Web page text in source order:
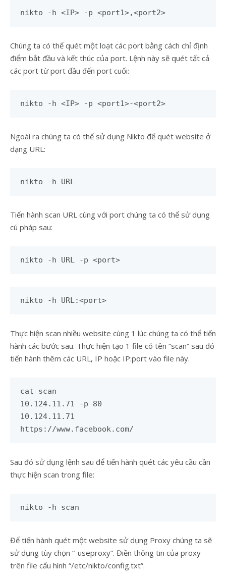
nikto -h <IP> -p <port1>,<port2>
Chúng ta có thể quét một loạt các port bằng cách chỉ định
điểm bắt đầu và kết thúc của port. Lệnh này sẽ quét tất cả
các port từ port đầu đến port cuối:
nikto -h <IP> -p <port1>-<port2>
Ngoài ra chúng ta có thể sử dụng Nikto để quét website ở
dạng URL:
nikto -h URL
Tiến hành scan URL cùng với port chúng ta có thể sử dụng
cú pháp sau:
nikto -h URL -p <port>
nikto -h URL:<port>
Thực hiện scan nhiều website cùng 1 lúc chúng ta có thể tiến
hành các bước sau. Thực hiện tạo 1 file có tên “scan” sau đó
tiến hành thêm các URL, IP hoặc IP:port vào file này.
cat scan
10.124.11.71 -p 80
10.124.11.71
https://www.facebook.com/
Sau đó sử dụng lệnh sau để tiến hành quét các yêu cầu cần
thực hiện scan trong file:
nikto -h scan
Để tiến hành quét một website sử dụng Proxy chúng ta sẽ
sử dụng tùy chọn “-useproxy”. Điền thông tin của proxy
trên file cấu hình “/etc/nikto/config.txt”.